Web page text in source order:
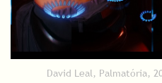
David Leal, Palmatória,